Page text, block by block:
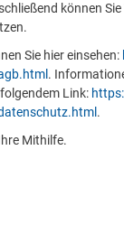
können
Sie hier einsehen:
.
Link:
.
Mithilfe.